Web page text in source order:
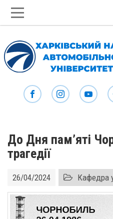
До Дня пам’яті
трагедії
26/04/2024 Кафедра